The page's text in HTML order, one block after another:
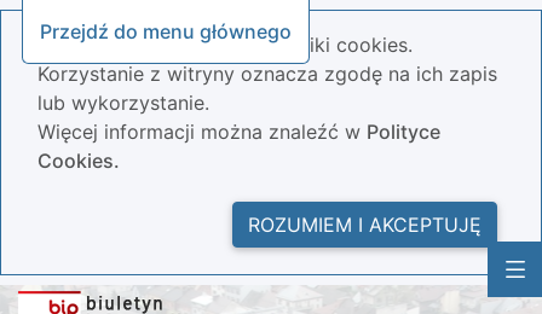
Przejdź do menu głównego
Nasza strona wykorzystuje pliki cookies.
Korzystanie z witryny oznacza zgodę na ich zapis
lub wykorzystanie.
Więcej informacji można znaleźć w Polityce
Cookies.
ROZUMIEM I AKCEPTUJĘ